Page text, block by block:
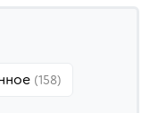
(158)